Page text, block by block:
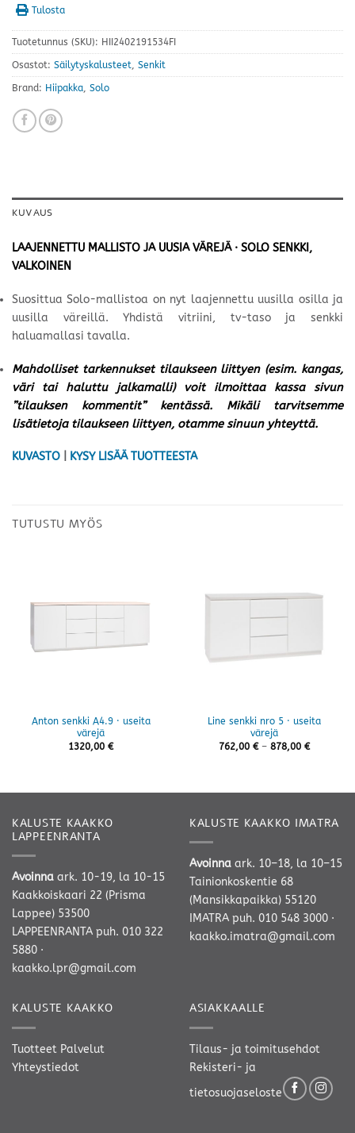
Tulosta
Tuotetunnus (SKU): HII2402191534FI
Osastot: Säilytyskalusteet, Senkit
Brand: Hiipakka, Solo
KUVAUS
LAAJENNETTU MALLISTO JA UUSIA VÄREJÄ · SOLO SENKKI,
VALKOINEN
Suosittua Solo-mallistoa on nyt laajennettu uusilla osilla ja
uusilla väreillä. Yhdistä vitriini, tv-taso ja senkki
haluamallasi tavalla.
Mahdolliset tarkennukset tilaukseen liittyen (esim. kangas,
väri tai haluttu jalkamalli) voit ilmoittaa kassa sivun
”tilauksen kommentit” kentässä. Mikäli tarvitsemme
lisätietoja tilaukseen liittyen, otamme sinuun yhteyttä.
KUVASTO KYSY LISÄÄ TUOTTEESTA
TUTUSTU MYÖS
Anton senkki A4.9 · useita
värejä
1320,00 €
Line senkki nro 5 · useita
värejä
762,00 € – 878,00 €
KALUSTE KAAKKO
LAPPEENRANTA
Avoinna ark. 10-19, la 10-15
Kaakkoiskaari 22 (Prisma
Lappee) 53500
LAPPEENRANTA puh. 010 322
5880 ·
kaakko.lpr@gmail.com
KALUSTE KAAKKO IMATRA
Avoinna ark. 10–18, la 10–15
Tainionkoskentie 68
(Mansikkapaikka) 55120
IMATRA puh. 010 548 3000 ·
kaakko.imatra@gmail.com
KALUSTE KAAKKO
Tuotteet Palvelut
Yhteystiedot
ASIAKKAALLE
Tilaus- ja toimitusehdot
Rekisteri- ja
tietosuojaseloste